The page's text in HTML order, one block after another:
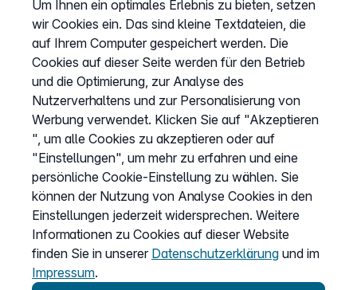
AGB
Datenschutz
Impressum
Cookies anpassen
Service
Hilfecenter
Wissen
Kündigung
my.easybell
Um Ihnen ein optimales Erlebnis zu bieten, setzen
wir Cookies ein. Das sind kleine Textdateien, die
auf Ihrem Computer gespeichert werden. Die
Cookies auf dieser Seite werden für den Betrieb
und die Optimierung, zur Analyse des
Nutzerverhaltens und zur Personalisierung von
Werbung verwendet. Klicken Sie auf "Akzeptieren
", um alle Cookies zu akzeptieren oder auf
"Einstellungen", um mehr zu erfahren und eine
persönliche Cookie-Einstellung zu wählen. Sie
können der Nutzung von Analyse Cookies in den
Einstellungen jederzeit widersprechen. Weitere
Informationen zu Cookies auf dieser Website
finden Sie in unserer Datenschutzerklärung und im
Impressum.